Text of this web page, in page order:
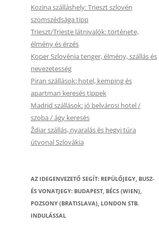
Kozina szálláshely: Trieszt szlovén
szomszédsága tipp
Trieszt/Trieste látnivalók: története,
élmény és érzés
Koper Szlovénia tenger, élmény, szállás és
nevezetesség
Piran szállások: hotel, kemping és
apartman keresés tippek
Madrid szállások: jó belvárosi hotel /
szoba / ágy keresés
Ždiar szállás, nyaralás és hegyi túra
útvonal Szlovákia
AZ IDEGENVEZETŐ SEGÍT: REPÜLŐJEGY, BUSZ-
ÉS VONATJEGY: BUDAPEST, BÉCS (WIEN),
POZSONY (BRATISLAVA), LONDON STB.
INDULÁSSAL